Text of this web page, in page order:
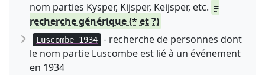
nom parties Kysper, Kijsper, Keijsper, etc. =
recherche générique (* et ?)
Luscombe 1934
- recherche de personnes dont
le nom partie Luscombe est lié à un événement
en 1934